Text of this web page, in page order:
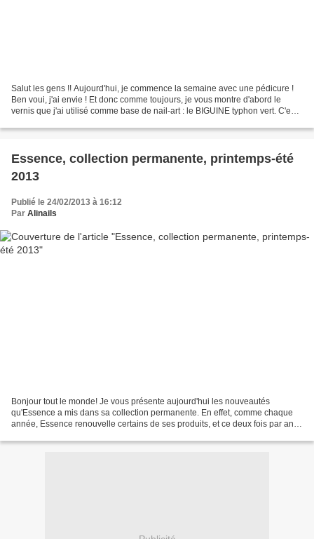
Salut les gens !! Aujourd'hui, je commence la semaine avec une pédicure !
Ben voui, j'ai envie ! Et donc comme toujours, je vous montre d'abord le
vernis que j'ai utilisé comme base de nail-art : le BIGUINE typhon vert. C'est
Essence, collection permanente, printemps-été
2013
Publié le 24/02/2013 à 16:12
Par Alinails
Bonjour tout le monde! Je vous présente aujourd'hui les nouveautés
qu'Essence a mis dans sa collection permanente. En effet, comme chaque
année, Essence renouvelle certains de ses produits, et ce deux fois par an: